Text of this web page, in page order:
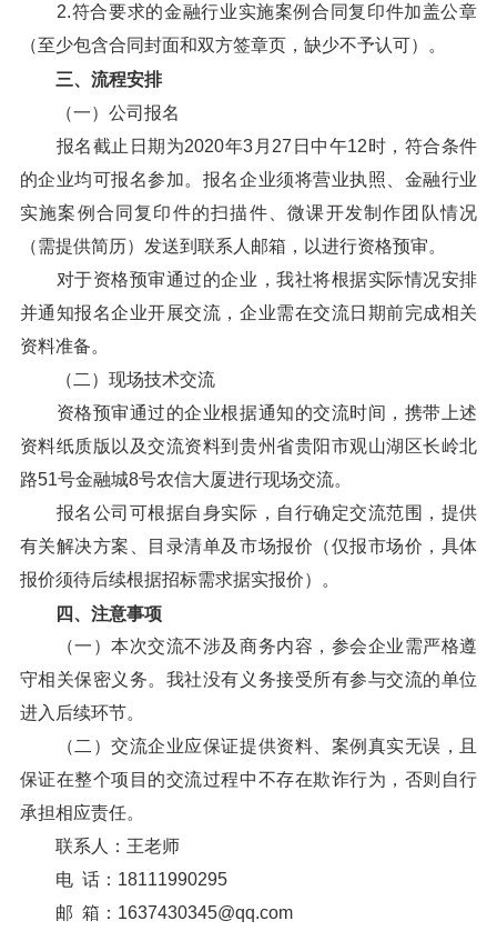
2.符合要求的金融行业实施案例合同复印件加盖公章
（至少包含合同封面和双方签章页，缺少不予认可）。
三、流程安排
（一）公司报名
报名截止日期为2020年3月27日中午12时，符合条件
的企业均可报名参加。报名企业须将营业执照、金融行业
实施案例合同复印件的扫描件、微课开发制作团队情况
（需提供简历）发送到联系人邮箱，以进行资格预审。
对于资格预审通过的企业，我社将根据实际情况安排
并通知报名企业开展交流，企业需在交流日期前完成相关
资料准备。
（二）现场技术交流
资格预审通过的企业根据通知的交流时间，携带上述
资料纸质版以及交流资料到贵州省贵阳市观山湖区长岭北
路51号金融城8号农信大厦进行现场交流。
报名公司可根据自身实际，自行确定交流范围，提供
有关解决方案、目录清单及市场报价（仅报市场价，具体
报价须待后续根据招标需求据实报价）。
四、注意事项
（一）本次交流不涉及商务内容，参会企业需严格遵
守相关保密义务。我社没有义务接受所有参与交流的单位
进入后续环节。
（二）交流企业应保证提供资料、案例真实无误，且
保证在整个项目的交流过程中不存在欺诈行为，否则自行
承担相应责任。
联系人：王老师
电 话：18111990295
邮 箱：1637430345@qq.com